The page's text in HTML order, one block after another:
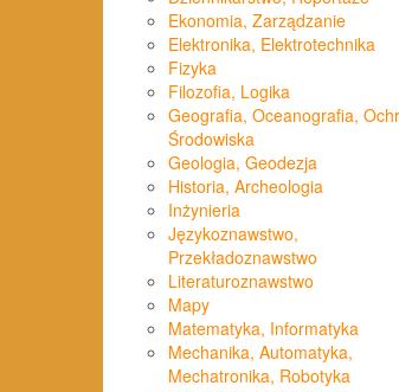
Ekonomia, Zarządzanie
Elektronika, Elektrotechnika
Fizyka
Filozofia, Logika
Geografia, Oceanografia,
Środowiska
Geologia, Geodezja
Historia, Archeologia
Inżynieria
Językoznawstwo,
Przekładoznawstwo
Literaturoznawstwo
Mapy
Matematyka, Informatyka
Mechanika, Automatyka,
Mechatronika, Robotyka